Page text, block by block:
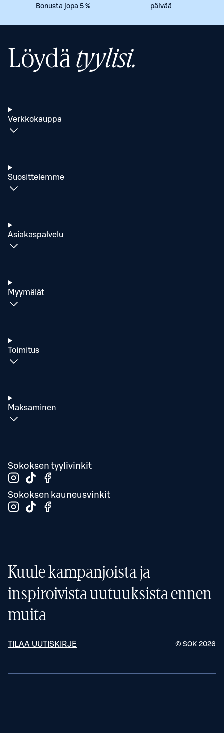
Bonusta jopa 5 %
päivää
Löydätyylisi.
Verkkokauppa
Suosittelemme
Asiakaspalvelu
Myymälät
Toimitus
Maksaminen
Sokoksen tyylivinkit
Sokoksen kauneusvinkit
Kuule kampanjoista ja
inspiroivista uutuuksista ennen
muita
TILAA UUTISKIRJE © SOK 2026